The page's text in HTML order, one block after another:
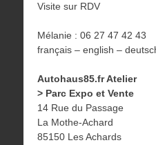
Visite sur RDV
Mélanie : 06 27 47 42 43
français – english –
Autohaus85.fr Atelier
> Parc Expo et Vente
14 Rue du Passage
La Mothe-Achard
85150 Les Achards